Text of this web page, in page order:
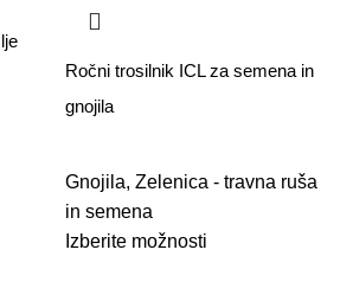
Ročni trosilnik ICL za semena in
gnojila
Gnojila,Zelenica - travna ruša
in semena
Izberite možnosti